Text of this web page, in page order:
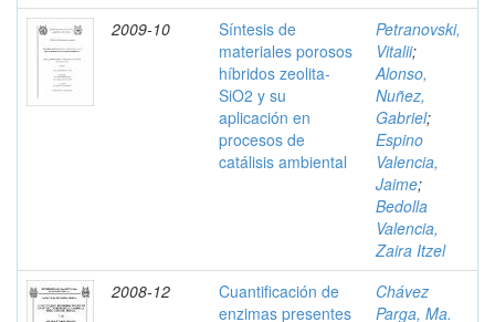
2009-10
Síntesis de
materiales porosos
híbridos zeolita-
SiO2 y su
aplicación en
procesos de
catálisis ambiental
Petranovski,
Vitalii;
Alonso,
Nuñez,
Gabriel;
Espino
Valencia,
Jaime;
Bedolla
Valencia,
Zaira Itzel
2008-12
Cuantificación de
enzimas presentes
Chávez
Parga, Ma.